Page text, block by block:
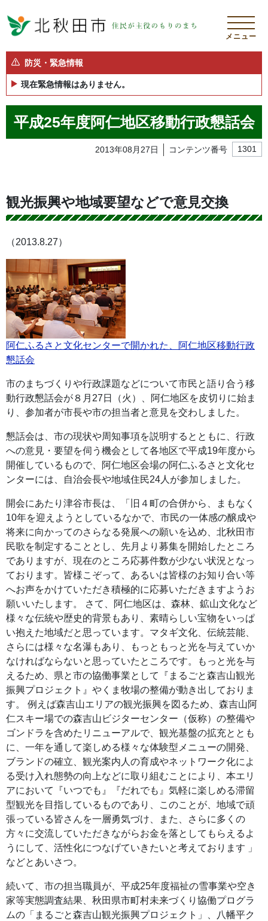
メニュー
防災・緊急情報
現在緊急情報はありません。
平成25年度阿仁地区移動行政懇話会
2013年08月27日 コンテンツ番号 1301
観光振興や地域要望などで意見交換
（2013.8.27）
阿仁ふるさと文化センターで開かれた、阿仁地区移動行政
懇話会
市のまちづくりや行政課題などについて市民と語り合う移
動行政懇話会が８月27日（火）、阿仁地区を皮切りに始ま
り、参加者が市長や市の担当者と意見を交わしました。
懇話会は、市の現状や周知事項を説明するとともに、行政
への意見・要望を伺う機会として各地区で平成19年度から
開催しているもので、阿仁地区会場の阿仁ふるさと文化セ
ンターには、自治会長や地域住民24人が参加しました。
開会にあたり津谷市長は、「旧４町の合併から、まもなく
10年を迎えようとしているなかで、市民の一体感の醸成や
将来に向かってのさらなる発展への願いを込め、北秋田市
民歌を制定することとし、先月より募集を開始したところ
でありますが、現在のところ応募件数が少ない状況となっ
ております。皆様こぞって、あるいは皆様のお知り合い等
へお声をかけていただき積極的に応募いただきますようお
願いいたします。 さて、阿仁地区は、森林、鉱山文化など
様々な伝統や歴史的背景もあり、素晴らしい宝物をいっぱ
い抱えた地域だと思っています。マタギ文化、伝統芸能、
さらには様々な名瀑もあり、もっともっと光を与えていか
なければならないと思っていたところです。もっと光を与
えるため、県と市の協働事業として『まるごと森吉山観光
振興プロジェクト』やくま牧場の整備が動き出しておりま
す。 例えば森吉山エリアの観光振興を図るため、森吉山阿
仁スキー場での森吉山ビジターセンター（仮称）の整備や
ゴンドラを含めたリニューアルで、観光基盤の拡充ととも
に、一年を通して楽しめる様々な体験型メニューの開発、
ブランドの確立、観光案内人の育成やネットワーク化によ
る受け入れ態勢の向上などに取り組むことにより、本エリ
アにおいて『いつでも』『だれでも』気軽に楽しめる滞留
型観光を目指しているものであり、このことが、地域で頑
張っている皆さんを一層勇気づけ、また、さらに多くの
方々に交流していただきながらお金を落としてもらえるよ
うにして、活性化につなげていきたいと考えております 」
などとあいさつ。
続いて、市の担当職員が、平成25年度福祉の雪事業や空き
家等実態調査結果、秋田県市町村未来づくり協働プログラ
ムの「まるごと森吉山観光振興プロジェクト」、八幡平ク